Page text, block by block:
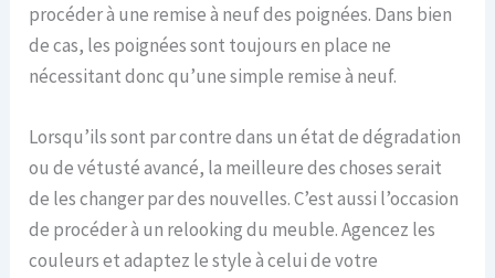
procéder à une remise à neuf des poignées. Dans bien
de cas, les poignées sont toujours en place ne
nécessitant donc qu’une simple remise à neuf.
Lorsqu’ils sont par contre dans un état de dégradation
ou de vétusté avancé, la meilleure des choses serait
de les changer par des nouvelles. C’est aussi l’occasion
de procéder à un relooking du meuble. Agencez les
couleurs et adaptez le style à celui de votre